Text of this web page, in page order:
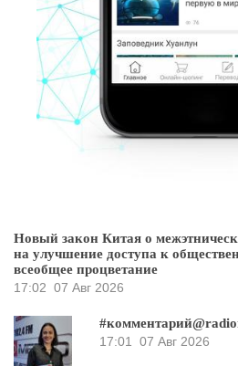
Новый закон Китая о
на улучшение доступа к
всеобщее процветание
17:02 07 Авг 2026
17:01 07 Авг 2026